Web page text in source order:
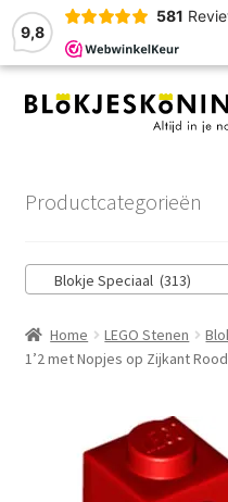
9,8
581
Ga
Ga
Winkelmand
Afrekenen
Zoekhulp
Productcategorieën
Blokje Speciaal (313)
Home LEGO Stenen
1’2 met Nopjes op Zijkant Rood